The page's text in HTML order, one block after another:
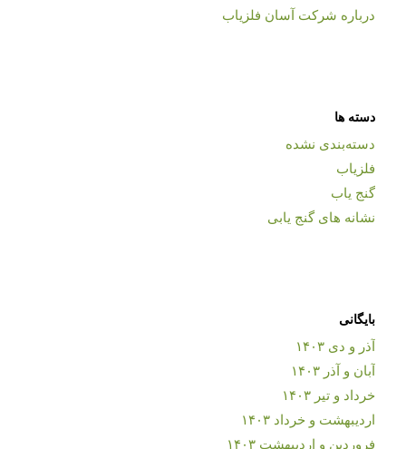
درباره شرکت آسان فلزیاب
دسته ها
دسته‌بندی نشده
فلزیاب
گنج یاب
نشانه های گنج یابی
بایگانی
آذر و دی ۱۴۰۳
آبان و آذر ۱۴۰۳
خرداد و تیر ۱۴۰۳
اردیبهشت و خرداد ۱۴۰۳
فروردین و اردیبهشت ۱۴۰۳